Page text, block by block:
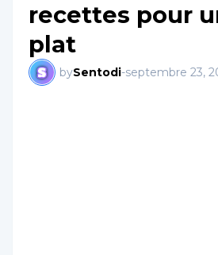
recettes pour
plat
bySentodi-septembre 23,